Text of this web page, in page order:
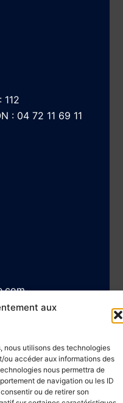
aux
nous utilisons des technologies
accéder aux informations des
nous permettra de
de navigation ou les ID
ou de retirer son
112
: 04 72 11 69 11